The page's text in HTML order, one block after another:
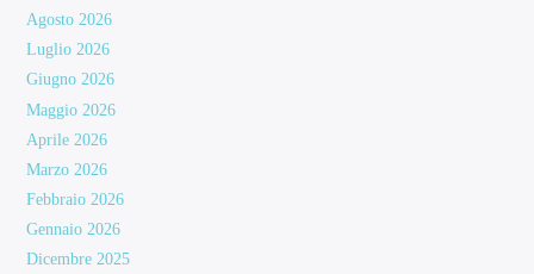
Agosto 2026
Luglio 2026
Giugno 2026
Maggio 2026
Aprile 2026
Marzo 2026
Febbraio 2026
Gennaio 2026
Dicembre 2025